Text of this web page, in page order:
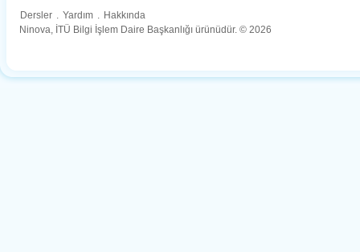
Dersler . Yardım . Hakkında
Ninova, İTÜ Bilgi İşlem Daire Başkanlığı ürünüdür. © 2026